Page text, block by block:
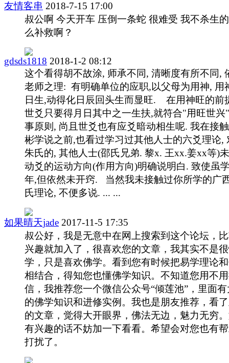
友情客串 2018-7-15 17:00
叔公啊 今天开车 压倒一条蛇 很难受 我不杀生
么补救啊？
gdsds1818 2018-1-2 08:12
这个看得胡不故涂, 师承不同, 清晰度有所不同,
老师之理: 有明确单位的应职,以父母为用神, 用
日生,动得化日辰回头生而显旺. 在用神旺的前
世爻只要得月日其中之一生扶,就符合"用旺世兴
事原则, 尚且世爻也有应爻暗动相生呢. 我在接
彬学说之前,也看过学习过其他人士的六爻理论,
朱氏的, 其他人士(邵氏兄弟. 黎x. 王xx.姜xx等)
动爻的运动方向(作用方向)明确说明白. 致使虽
年,但依然未开窍. 当然我未接触过你所学的广
氏理论, 不便多说. ... ...
如果晴天jade 2017-11-5 17:35
叔公好，我是无意中在网上搜索到这个论坛，
兴趣就加入了，很喜欢您的文章，我其实不是
学，只是喜欢佛学。看到您有时候把易学理论
相结合，得知您也懂佛学知识。不知道您用不
信，我推荐您一个微信公众号“倾莲池”，里面
的佛学知识和进修实例。我也是朋友推荐，看
的文章，觉得大开眼界，佛法无边，魅力无穷
有兴趣的话不妨加一下看看。希望会对您也有
打扰了。